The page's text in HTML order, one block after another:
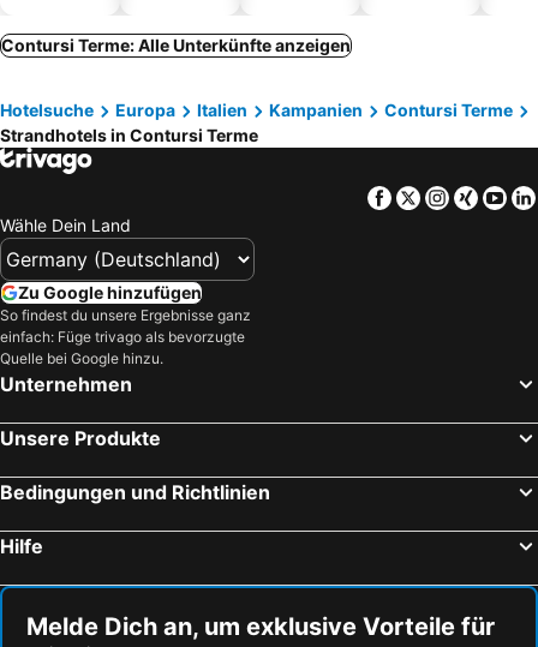
Contursi Terme: Alle Unterkünfte anzeigen
Hotelsuche Europa Italien Kampanien
Contursi Terme
Strandhotels in Contursi Terme
Facebook
TwitterXing
Wähle Dein Land
Zu Google hinzufügen
So findest du unsere Ergebnisse ganz
einfach: Füge trivago als bevorzugte
Quelle bei Google hinzu.
Unternehmen
Unsere Produkte
Bedingungen und Richtlinien
Hilfe
Melde Dich an, um exklusive Vorteile für